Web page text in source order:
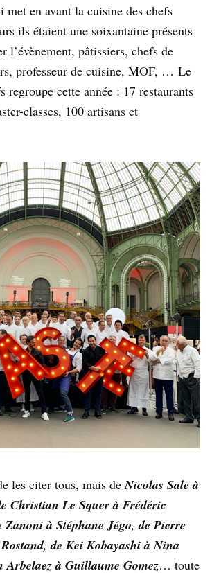
met en avant la cuisine des chefs
ils étaient une soixantaine présents
l’évènement, pâtissiers, chefs de
professeur de cuisine, MOF, … Le
regroupe cette année : 17 restaurants
classes, 100 artisans et
les citer tous, mais deNicolas Sale à
Christian Le Squer à Frédéric
Zanoni à Stéphane Jégo, de Pierre
de Kei Kobayashi à Nina
Arbelaez à Guillaume Gomez… toute